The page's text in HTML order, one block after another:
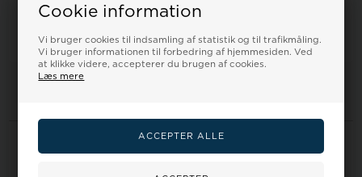
Cookie information
Vi bruger cookies til indsamling af statistik og til trafikmåling.
Vi bruger informationen til forbedring af hjemmesiden. Ved
at klikke videre, accepterer du brugen af cookies.
Læs mere
1 varer i denne gruppe